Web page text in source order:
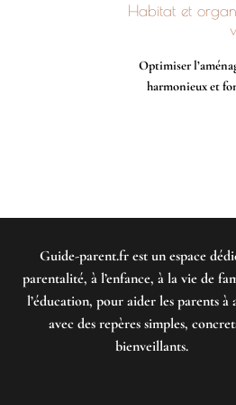
Habitat et
Optimiser
harmonieux et
Guide-parent.frest un espace
parentalité, à l’enfance, à la vie de
l’éducation, pour aider les parents à
avec des repères simples,
bienveillants.